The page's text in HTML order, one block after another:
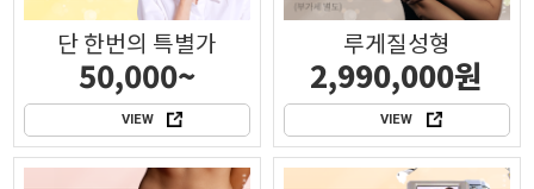
단 한번의 특별가
50,000~
VIEW
루게질성형
2,990,000원
VIEW